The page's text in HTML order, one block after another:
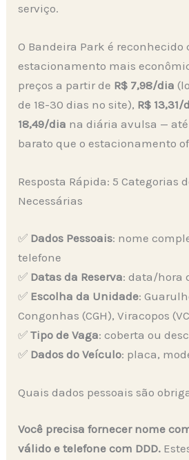
serviço.
O Bandeira Park é reconhecido
estacionamento mais
preços a partir de R$ 7,98/dia
de 18-30 dias no site), R$ 13,31/
18,49/dia na diária avulsa — até
barato que o estacionamento
Resposta Rápida: 5 Categorias
Necessárias
✅ Dados Pessoais: nome
telefone
✅ Datas da Reserva: data/hora
✅ Escolha da Unidade:
Congonhas (CGH), Viracopos
✅Tipo de Vaga: coberta ou
✅ Dados do Veículo: placa,
Quais dados pessoais são
Você precisa fornecer nome
válido e telefone com DDD.